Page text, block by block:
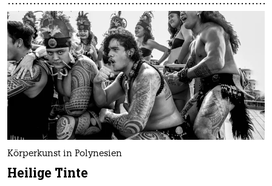
Körperkunst in Polynesien
Heilige Tinte